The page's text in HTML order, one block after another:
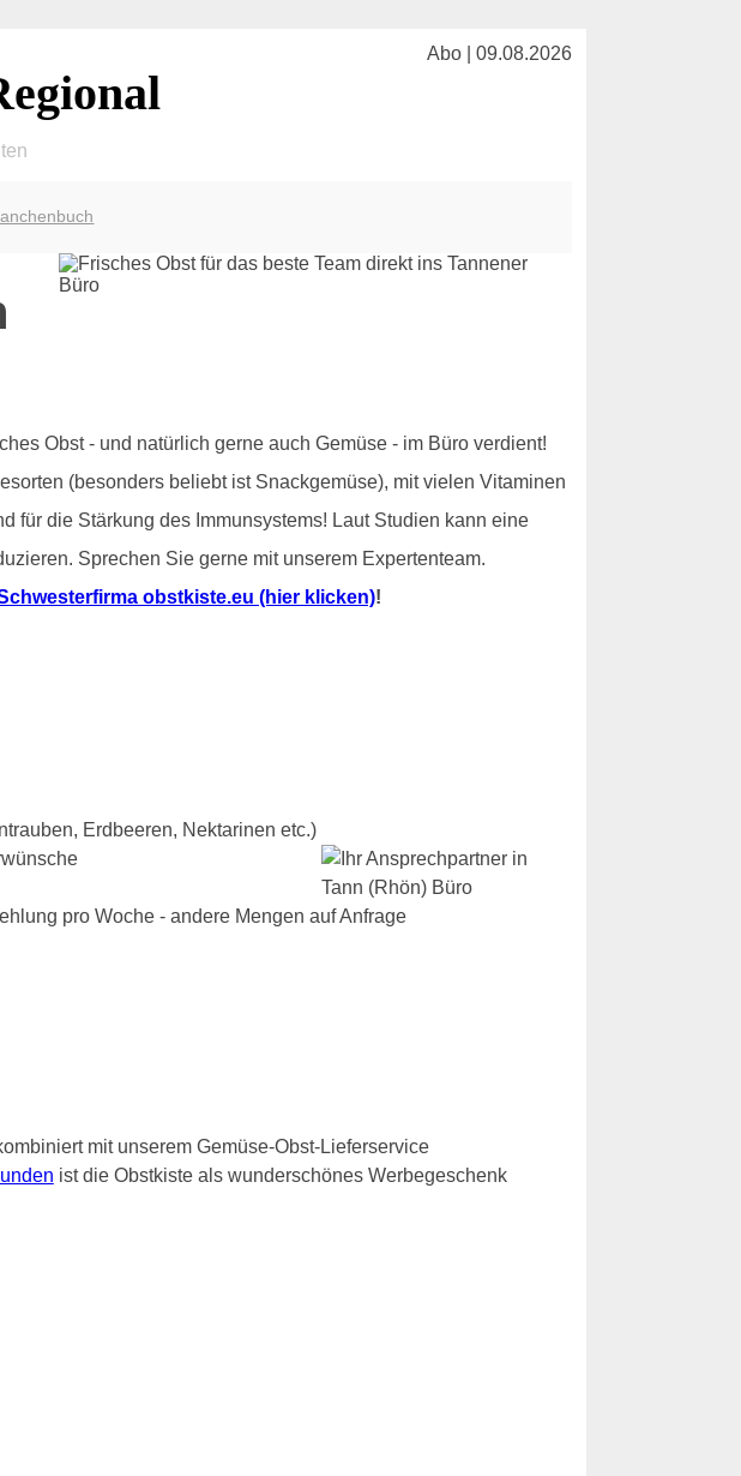
Abo | 09.08.2026
Obst - und natürlich gerne auch Gemüse - im Büro verdient!
(besonders beliebt ist Snackgemüse), mit vielen Vitaminen
für die Stärkung des Immunsystems! Laut Studien kann eine
Sprechen Sie gerne mit unserem Expertenteam.
obstkiste.eu (hier klicken)!
Erdbeeren, Nektarinen etc.)
pro Woche - andere Mengen auf Anfrage
mit unserem Gemüse-Obst-Lieferservice
ist die Obstkiste als wunderschönes Werbegeschenk